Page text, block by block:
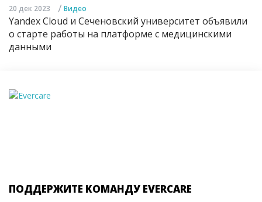
20 дек 2023 / Видео
Yandex Cloud и Сеченовский университет объявили
о старте работы на платформе с медицинскими
данными
ПОДДЕРЖИТЕ КОМАНДУ EVERCARE